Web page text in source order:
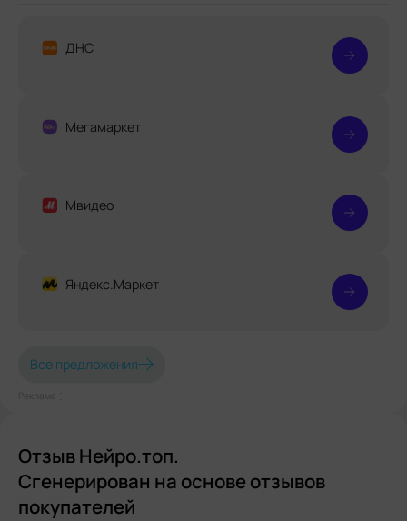
ДНС
Мегамаркет
Мвидео
Яндекс.Маркет
Все предложения
Реклама⋮
Отзыв Нейро.топ.
Сгенерирован на основе отзывов
покупателей